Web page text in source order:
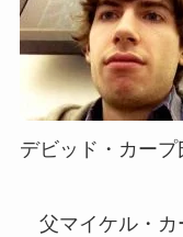
デビッド・カープ
父マイケル・カ